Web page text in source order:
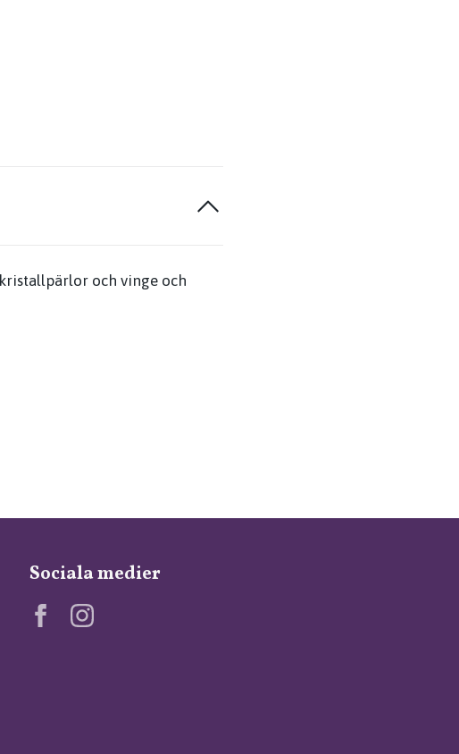
och vinge och
Sociala medier